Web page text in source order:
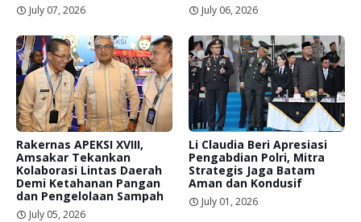
July 07, 2026 July 06, 2026
Rakernas APEKSI XVIII,
Amsakar Tekankan
Kolaborasi Lintas Daerah
Demi Ketahanan Pangan
dan Pengelolaan Sampah
July 05, 2026
Li Claudia Beri Apresiasi
Pengabdian Polri, Mitra
Strategis Jaga Batam
Aman dan Kondusif
July 01, 2026